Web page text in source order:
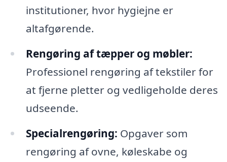
institutioner, hvor hygiejne er
altafgørende.
Rengøring af tæpper og møbler:
Professionel rengøring af tekstiler for
at fjerne pletter og vedligeholde deres
udseende.
Specialrengøring: Opgaver som
rengøring af ovne, køleskabe og